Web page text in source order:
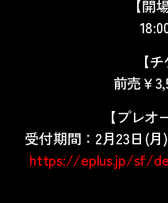
【開
【
前売￥
【プレ
受付期間：2月23日(月
https://eplus.jp/sf/